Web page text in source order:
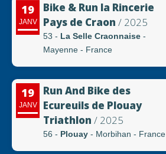
19
JANV
Bike & Run la Rincerie
Pays de Craon / 2025
53 - La Selle Craonnaise -
Mayenne - France
19
JANV
Run And Bike des
Ecureuils de Plouay
Triathlon / 2025
56 - Plouay - Morbihan - France